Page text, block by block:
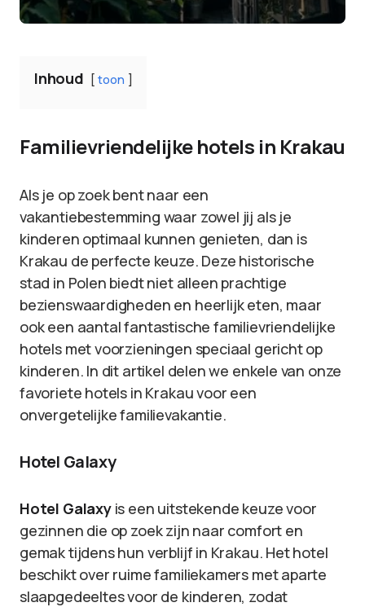
Inhoud toon
Familievriendelijke hotels in Krakau
Als je op zoek bent naar een
vakantiebestemming waar zowel jij als je
kinderen optimaal kunnen genieten, dan is
Krakau de perfecte keuze. Deze historische
stad in Polen biedt niet alleen prachtige
bezienswaardigheden en heerlijk eten, maar
ook een aantal fantastische familievriendelijke
hotels met voorzieningen speciaal gericht op
kinderen. In dit artikel delen we enkele van onze
favoriete hotels in Krakau voor een
onvergetelijke familievakantie.
Hotel Galaxy
Hotel Galaxyis een uitstekende keuze voor
gezinnen die op zoek zijn naar comfort en
gemak tijdens hun verblijf in Krakau. Het hotel
beschikt over ruime familiekamers met aparte
slaapgedeeltes voor de kinderen, zodat